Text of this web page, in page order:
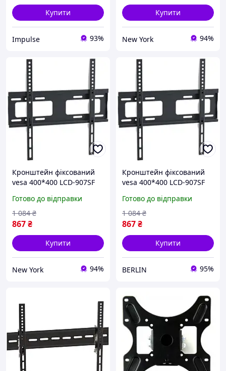
Купити
Impulse 93%
Купити
New York 94%
Кронштейн фіксований
vesa 400*400 LCD-907SF
Готово до відправки
867₴
1 084 ₴
Купити
New York 94%
Кронштейн фіксований
vesa 400*400 LCD-907SF
Готово до відправки
867₴
1 084 ₴
Купити
BERLIN 95%